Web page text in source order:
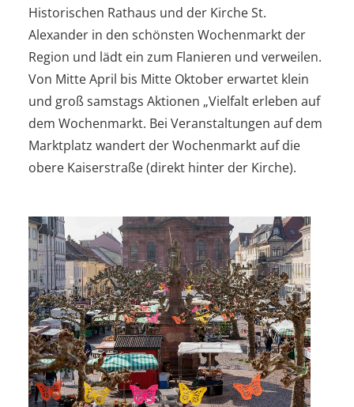
Historischen Rathaus und der Kirche St.
Alexander in den schönsten Wochenmarkt der
Region und lädt ein zum Flanieren und verweilen.
Von Mitte April bis Mitte Oktober erwartet klein
und groß samstags Aktionen „Vielfalt erleben auf
dem Wochenmarkt. Bei Veranstaltungen auf dem
Marktplatz wandert der Wochenmarkt auf die
obere Kaiserstraße (direkt hinter der Kirche).